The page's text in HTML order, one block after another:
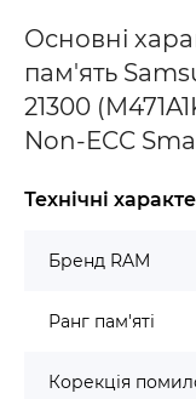
Основні
пам'ять
21300
Non-ECC
Технічні
Бренд RAM
Ранг пам'яті
Корекція